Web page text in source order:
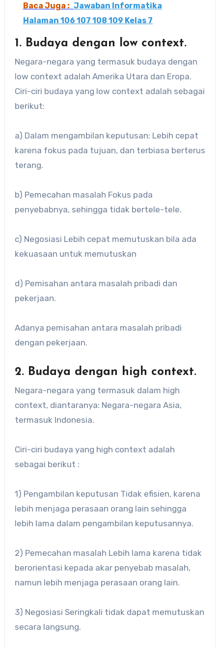
Baca Juga : Jawaban Informatika
Halaman 106 107 108 109 Kelas 7
1. Budaya dengan low context.
Negara-negara yang termasuk budaya dengan
low context adalah Amerika Utara dan Eropa.
Ciri-ciri budaya yang low context adalah sebagai
berikut:
a) Dalam mengambilan keputusan: Lebih cepat
karena fokus pada tujuan, dan terbiasa berterus
terang.
b) Pemecahan masalah Fokus pada
penyebabnya, sehingga tidak bertele-tele.
c) Negosiasi Lebih cepat memutuskan bila ada
kekuasaan untuk memutuskan
d) Pemisahan antara masalah pribadi dan
pekerjaan.
Adanya pemisahan antara masalah pribadi
dengan pekerjaan.
2. Budaya dengan high context.
Negara-negara yang termasuk dalam high
context, diantaranya: Negara-negara Asia,
termasuk Indonesia.
Ciri-ciri budaya yang high context adalah
sebagai berikut :
1) Pengambilan keputusan Tidak efisien, karena
lebih menjaga perasaan orang lain sehingga
lebih lama dalam pengambilan keputusannya.
2) Pemecahan masalah Lebih lama karena tidak
berorientasi kepada akar penyebab masalah,
namun lebih menjaga perasaan orang lain.
3) Negosiasi Seringkali tidak dapat memutuskan
secara langsung.